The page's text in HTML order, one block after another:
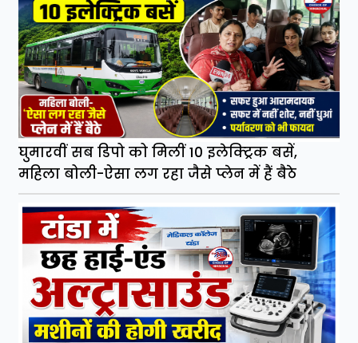
घुमारवीं सब डिपो को मिलीं 10 इलेक्ट्रिक बसें,
महिला बोली-ऐसा लग रहा जैसे प्लेन में हैं बैठे